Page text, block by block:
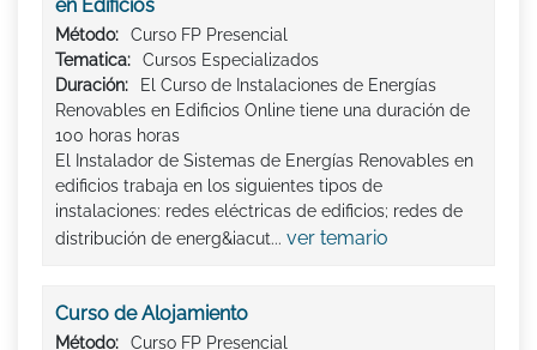
en Edificios
Método:
Curso FP Presencial
Tematica:
Cursos Especializados
Duración:
El Curso de Instalaciones de Energías
Renovables en Edificios Online tiene una duración de
100 horas horas
El Instalador de Sistemas de Energías Renovables en
edificios trabaja en los siguientes tipos de
instalaciones: redes eléctricas de edificios; redes de
distribución de energ&iacut... ver temario
Curso de Alojamiento
Método: Curso FP Presencial